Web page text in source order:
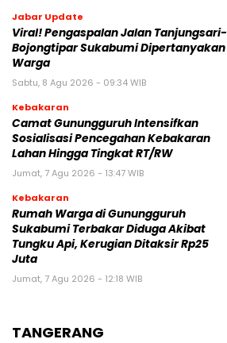
Jabar Update
Viral! Pengaspalan Jalan Tanjungsari-
Bojongtipar Sukabumi Dipertanyakan
Warga
Sabtu, 8 Agu 2026 - 09:34 WIB
Kebakaran
‎‎Camat Gunungguruh Intensifkan
Sosialisasi Pencegahan Kebakaran
Lahan Hingga Tingkat RT/RW‎
Jumat, 7 Agu 2026 - 13:47 WIB
Kebakaran
‎Rumah Warga di Gunungguruh
Sukabumi Terbakar Diduga Akibat
Tungku Api, Kerugian Ditaksir Rp25
Juta
Jumat, 7 Agu 2026 - 12:18 WIB
TANGERANG